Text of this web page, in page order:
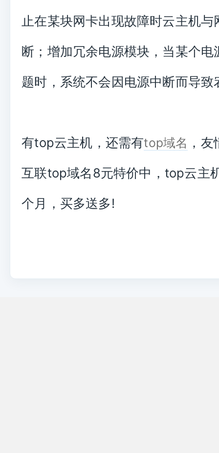
止在某块网卡出现故障时云主机与
断；增加冗余电源模块，当某个电
题时，系统不会因电源中断而导致
有top云主机，还需有top域名 ，
互联top域名8元特价中，top云主
个月，买多送多!